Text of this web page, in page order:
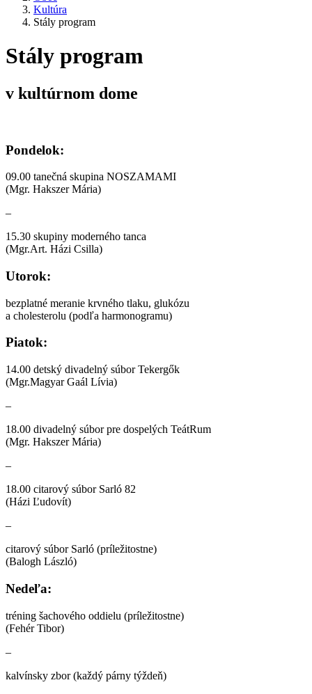
Kultúra
Stály program
Stály program
v kultúrnom dome
Pondelok:
09.00 tanečná skupina NOSZAMAMI
(Mgr. Hakszer Mária)
–
15.30 skupiny moderného tanca
(Mgr.Art. Házi Csilla)
Utorok:
bezplatné meranie krvného tlaku, glukózu
a cholesterolu (podľa harmonogramu)
Piatok:
14.00 detský divadelný súbor Tekergők
(Mgr.Magyar Gaál Lívia)
–
18.00 divadelný súbor pre dospelých TeátRum
(Mgr. Hakszer Mária)
–
18.00 citarový súbor Sarló 82
(Házi Ľudovít)
–
citarový súbor Sarló (príležitostne)
(Balogh László)
Nedeľa:
tréning šachového oddielu (príležitostne)
(Fehér Tibor)
–
kalvínsky zbor (každý párny týždeň)